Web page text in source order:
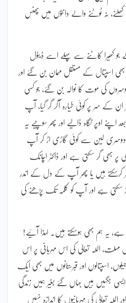
نہ ٹوٹنے والے دانتوں میں پھنس
کھیرا کاٹنے سے پہلے اسے ڈیٹول
اسپتال کے مستقل مہمان بن گئے اور
کی موت کا نوالہ بن گئے، جو کسی
ان کے سر پر کوئی طیارہ آکر گر گیا، آپ
اپنے اوپر نگاہ ڈالیے اور پھر سوچیے یہ
دوسری لین سے کوئی گاڑی اڑ کر آپ
بھی گر سکتی ہے اور ڈاکٹر اچانک
کرسکتے ہیں یا پھر آپ کے دل کے اندر
سکتی ہے اور آپ کو کلمہ تک پڑھنے کی
ہے، یہ ہم بھی ہوسکتے ہیں۔ لہٰذا آئیے!
مہلت، اللہ تعالیٰ کی اس مہربانی پر اس
اسپتالوں اور قبرستانوں میں بھی ایک
ایسی جگہیں ہیں جہاں گئے بغیر ہمیں زندگی
تعالیٰ کی مہربانیوں کا اندازہ نہیں